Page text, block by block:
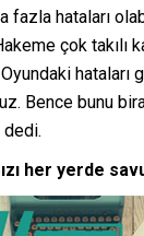
fazla hataları
çok takılı
hataları
Bence bunu
dedi.
her yerde